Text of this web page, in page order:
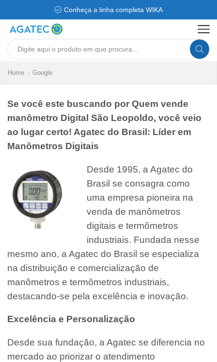
Conheça a linha completa WIKA
Search
Home Google
Se você este buscando por Quem vende
manômetro Digital São Leopoldo, você veio
ao lugar certo! Agatec do Brasil: Líder em
Manômetros Digitais
Desde 1995, a Agatec do
Brasil se consagra como
uma empresa pioneira na
venda de manômetros
digitais e termômetros
industriais. Fundada nesse
mesmo ano, a Agatec do Brasil se especializa
na distribuição e comercialização de
manômetros e termômetros industriais,
destacando-se pela excelência e inovação.
Excelência e Personalização
Desde sua fundação, a Agatec se diferencia no
mercado ao priorizar o atendimento